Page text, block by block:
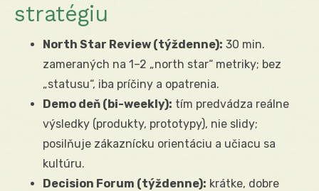
stratégiu
North Star Review (týždenne): 30 min.
zameraných na 1–2 „north star“ metriky; bez
„statusu“, iba príčiny a opatrenia.
Demo deň (bi-weekly): tím predvádza reálne
výsledky (produkty, prototypy), nie slidy;
posilňuje zákaznícku orientáciu a učiacu sa
kultúru.
Decision Forum (týždenne): krátke, dobre